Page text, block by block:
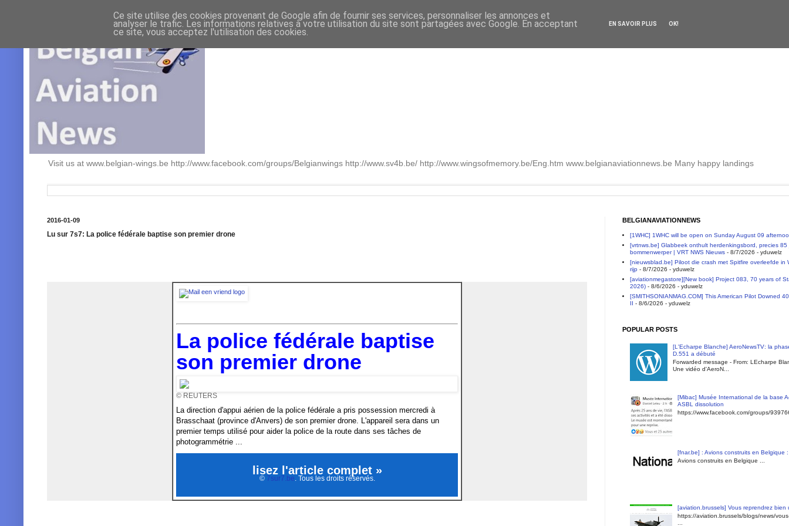
Visit us at www.belgian-wings.be http://www.facebook.com/groups/Belgianwings http://www.sv4b.be/ http://www.wingsofmemory.be/Eng.htm www.belgianaviationnews.be Many happy landings
2016-01-09
Lu sur 7s7: La police fédérale baptise son premier drone
La police fédérale baptise
son premier drone
© REUTERS
La direction d'appui aérien de la police fédérale a pris possession mercredi à
Brasschaat (province d'Anvers) de son premier drone. L'appareil sera dans un
premier temps utilisé pour aider la police de la route dans ses tâches de
photogrammétrie ...
lisez l'article complet »
© 7sur7.be . Tous les droits réservés.
BELGIANAVIATIONNEWS
[1WHC] 1WHC will be open on Sunday August 09
[vrtnws.be] Glabbeek onthult herdenkingsbord, precies 85
bommenwerper | VRT NWS Nieuws- 8/7/2026 - yduwelz
[nieuwsblad.be] Piloot die crash met Spitfire overleefde in
rijp- 8/7/2026 - yduwelz
[aviationmegastore][New book] Project 083, 70 years of
2026)- 8/6/2026 - yduwelz
[SMITHSONIANMAG.COM] This American Pilot Downed
II - 8/6/2026 - yduwelz
POPULAR POSTS
[L'Echarpe Blanche] AeroNewsTV: la
D.551 a débuté
Forwarded message - From: LEcharpe
Une vidéo d'AeroN...
[Mibac] Musée International de la base
ASBL dissolution
https://www.facebook.com/groups/
[fnar.be] : Avions construits en Belgique
Avions construits en Belgique ...
[aviation.brussels] Vous reprendrez bien
https://aviation.brussels/blogs/news/
Ce site utilise des cookies provenant de Google afin de fournir ses services, personnaliser les annonces et
analyser le trafic. Les informations relatives à votre utilisation du site sont partagées avec Google. En acceptant
ce site, vous acceptez l'utilisation des cookies.
EN SAVOIR PLUS OK!